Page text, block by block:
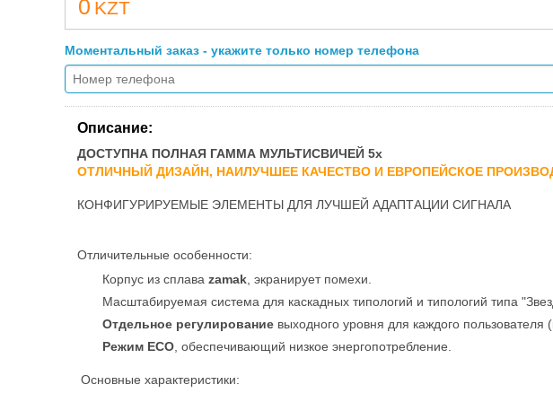
0 KZT
Моментальный заказ - укажите только номер телефона
Описание:
ДОСТУПНА ПОЛНАЯ ГАММА МУЛЬТИСВИЧЕЙ 5х
ОТЛИЧНЫЙ ДИЗАЙН, НАИЛУЧШЕЕ КАЧЕСТВО И ЕВРОПЕЙСКОЕ
КОНФИГУРИРУЕМЫЕ ЭЛЕМЕНТЫ ДЛЯ ЛУЧШЕЙ АДАПТАЦИИ СИГНАЛА
Отличительные особенности:
Корпус из сплава zamak, экранирует помехи.
Масштабируемая система для каскадных типологий и типологий типа
Отдельное регулирование выходного уровня для каждого
Режим ECO , обеспечивающий низкое энергопотребление.
Основные характеристики: